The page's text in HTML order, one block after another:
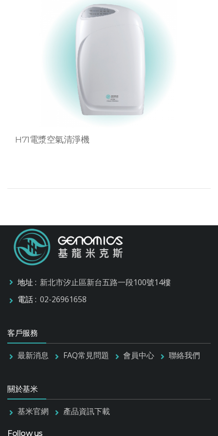
H71電漿空氣清淨機
地址 : 新北市汐止區新台五路一段100號14樓
電話 : 02-26961658
客戶服務
最新消息 FAQ常見問題 會員中心 聯絡我們
關於基米
基米官網 產品資訊下載
Follow us